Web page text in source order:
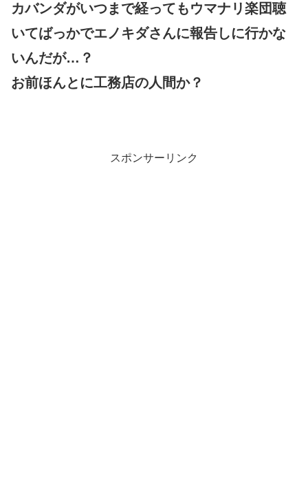
カバンダがいつまで経ってもウマナリ楽団聴
いてばっかでエノキダさんに報告しに行かな
いんだが…？
お前ほんとに工務店の人間か？
スポンサーリンク